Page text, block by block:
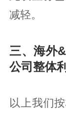
减轻。
三、海外
公司整体
以上我们